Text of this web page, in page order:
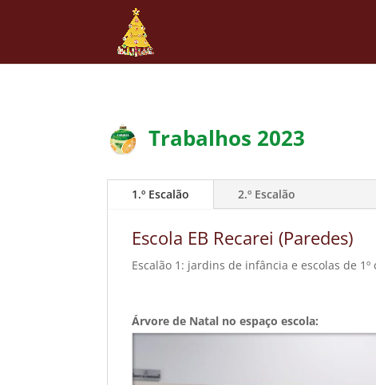
Trabalhos 2023
1.º Escalão 2.º Escalão
Escola EB Recarei (Paredes)
Escalão 1: jardins de infância e escolas de 1º
Árvore de Natal no espaço escola: